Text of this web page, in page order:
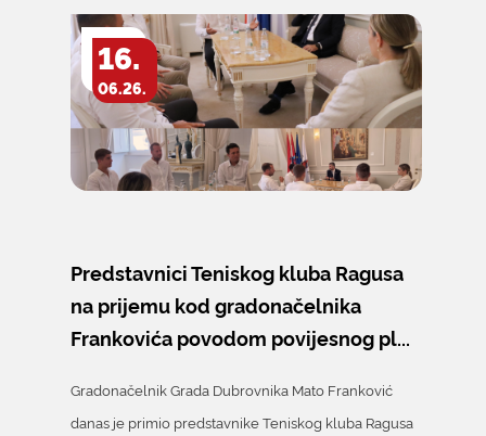
16.
06.26.
Predstavnici Teniskog kluba Ragusa
na prijemu kod gradonačelnika
Frankovića povodom povijesnog pl...
Gradonačelnik Grada Dubrovnika Mato Franković
danas je primio predstavnike Teniskog kluba Ragusa